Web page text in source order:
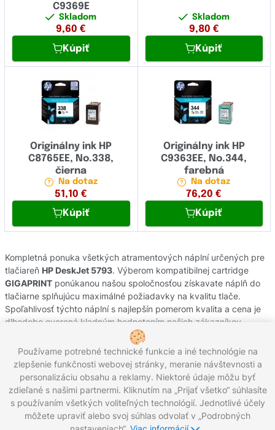
C9369E
Skladom
9,60 €
Kúpiť
Skladom
9,80 €
Kúpiť
Originálny ink HP
C8765EE, No.338,
čierna
Na dotaz
51,10 €
Kúpiť
Originálny ink HP
C9363EE, No.344,
farebná
Na dotaz
76,20 €
Kúpiť
Kompletná ponuka všetkých atramentových náplní určených pre
tlačiareň HP DeskJet 5793. Výberom kompatibilnej cartridge
GIGAPRINT ponúkanou našou spoločnosťou získavate náplň do
tlačiarne splňujúcu maximálné požiadavky na kvalitu tlače.
Spoľahlivosť týchto náplní s najlepšín pomerom kvalita a cena je
dlhodobo overená kladným hodnotením našich zákazníkov.
Originálne atramentové cartridge od výrobcov
oficiálnej slovenskej distribúcie s garanciou pôvodu. Potrebujete
poradiť s výberom náplní do Vašej tlačiarne, kontaktujte náš
zákaznícky servis, kde Vám radi pomôžeme.
Zavolajte nám: 0221 000 012 Pracovné dni 8:00 - 16:30
Používame potrebné technické funkcie a iné technológie na
zlepšenie funkčnosti webovej stránky, meranie návštevnosti a
personalizáciu obsahu a reklamy. Niektoré údaje môžu byť
zdieľané s našimi partnermi. Kliknutím na „Prijať všetko“ súhlasíte
s používaním všetkých voliteľných technológií. Jednotlivé účely
môžete upraviť alebo svoj súhlas odvolať v „Podrobných